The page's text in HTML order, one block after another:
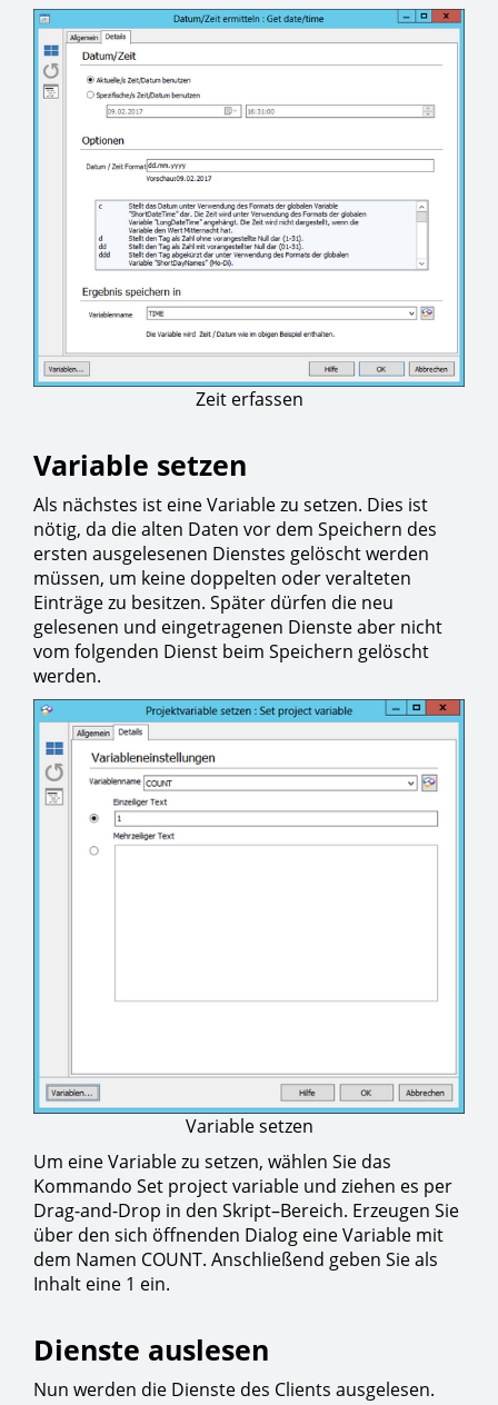
Zeit erfassen
Variable setzen
Als nächstes ist eine Variable zu setzen. Dies ist
nötig, da die alten Daten vor dem Speichern des
ersten ausgelesenen Dienstes gelöscht werden
müssen, um keine doppelten oder veralteten
Einträge zu besitzen. Später dürfen die neu
gelesenen und eingetragenen Dienste aber nicht
vom folgenden Dienst beim Speichern gelöscht
werden.
Variable setzen
Um eine Variable zu setzen, wählen Sie das
Kommando Set project variable und ziehen es per
Drag-and-Drop in den Skript–Bereich. Erzeugen Sie
über den sich öffnenden Dialog eine Variable mit
dem Namen COUNT. Anschließend geben Sie als
Inhalt eine 1 ein.
Dienste auslesen
Nun werden die Dienste des Clients ausgelesen.